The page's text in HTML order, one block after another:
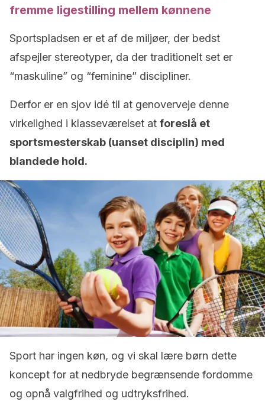
fremme ligestilling mellem kønnene
Sportspladsen er et af de miljøer, der bedst
afspejler stereotyper, da der traditionelt set er
“maskuline” og “feminine” discipliner.
Derfor er en sjov idé til at genoverveje denne
virkelighed i klasseværelset at foreslå et
sportsmesterskab (uanset disciplin) med
blandede hold.
Sport har ingen køn, og vi skal lære børn dette
koncept for at nedbryde begrænsende fordomme
og opnå valgfrihed og udtryksfrihed.